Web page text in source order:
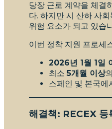
당장 근로 계약을 체결
다. 하지만 시 산하 사
위험 요소가 되고 있습
이번 정착 지원 프로세
2026년 1월 1일
최소5개월 이상
스페인 및 본국에
해결책: RECEX 등